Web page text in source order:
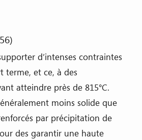
d’intenses contraintes
terme, et ce, à des
atteindre près de 815°C.
moins solide que
par précipitation de
des garantir une haute